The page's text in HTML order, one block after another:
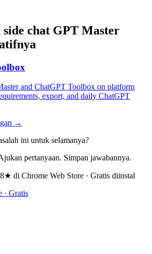
chat GPT Master
and ChatGPT Toolbox on platform
export, and daily ChatGPT
→
ini untuk selamanya?
pertanyaan. Simpan jawabannya.
di Chrome Web Store · Gratis diinstal
· Gratis